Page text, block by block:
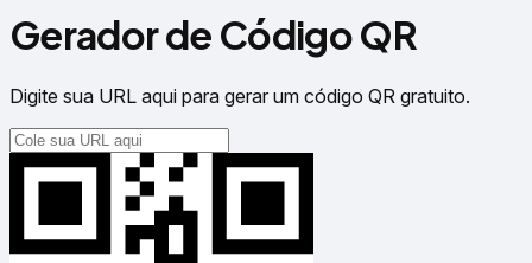
Gerador de Código QR
Digite sua URL aqui para gerar um código QR gratuito.